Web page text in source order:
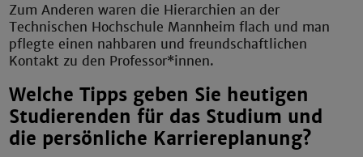
Zum Anderen waren die Hierarchien an der
Technischen Hochschule Mannheim flach und man
pflegte einen nahbaren und freundschaftlichen
Kontakt zu den Professor*innen.
Welche Tipps geben Sie heutigen
Studierenden für das Studium und
die persönliche Karriereplanung?